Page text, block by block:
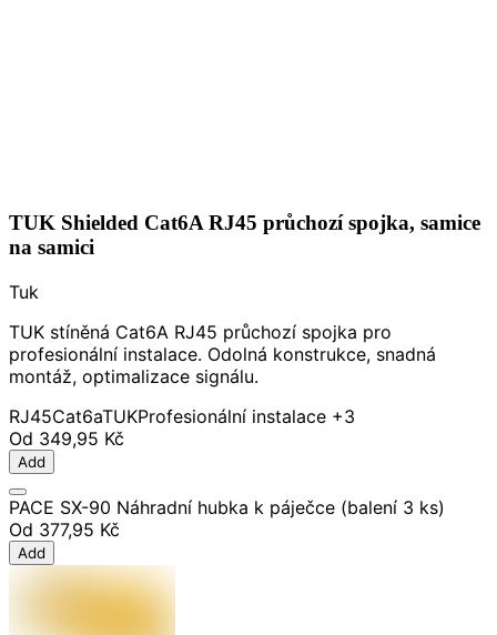
TUK Shielded Cat6A RJ45 průchozí spojka, samice
na samici
Tuk
TUK stíněná Cat6A RJ45 průchozí spojka pro
profesionální instalace. Odolná konstrukce, snadná
montáž, optimalizace signálu.
RJ45Cat6aTUKProfesionální instalace +3
Od 349,95 Kč
Add
PACE SX-90 Náhradní hubka k páječce (balení 3 ks)
Od 377,95 Kč
Add